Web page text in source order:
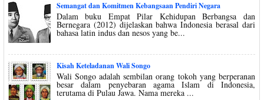
Semangat dan Komitmen Kebangsaan Pendiri Negara
Dalam buku Empat Pilar Kehidupan Berbangsa dan
Bernegara (2012) dijelaskan bahwa Indonesia berasal dari
bahasa latin indus dan nesos yang be...
Kisah Keteladanan Wali Songo
Wali Songo adalah sembilan orang tokoh yang berperanan
besar dalam penyebaran agama Islam di Indonesia,
terutama di Pulau Jawa. Nama mereka ...